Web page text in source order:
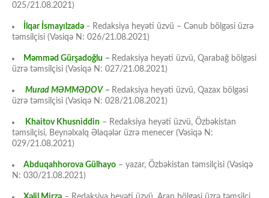
025/21.08.2021)
İlqar İsmayılzadə – Redaksiya heyəti üzvü – Cənub bölgəsi üzrə
təmsilçisi (Vəsiqə N: 026/21.08.2021)
Məmməd Gürşadoğlu – Redaksiya heyəti üzvü, Qarabağ bölgəsi
üzrə təmsilçisi (Vəsiqə N: 027/21.08.2021)
Murad MƏMMƏDOV – Redaksiya heyəti üzvü, Qazax bölgəsi
üzrə təmsilçisi (Vəsiqə N: 028/21.08.2021)
Khaitov Khusniddin – Redaksiya heyəti üzvü, Özbəkistan
təmsilçisi, Beynəlxalq Əlaqələr üzrə menecer (Vəsiqə N:
029/21.08.2021)
Abduqahhorova Gülhayo – yazar, Özbəkistan təmsilçisi (Vəsiqə
N: 030/21.08.2021)